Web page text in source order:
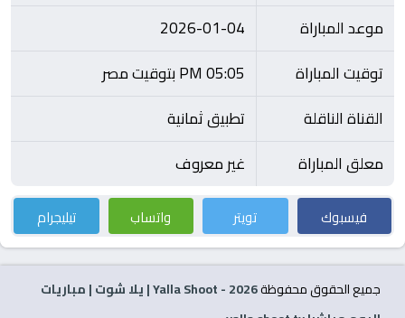
موعد المباراة
2026-01-04
توقيت المباراة
05:05 PM بتوقيت مصر
القناة الناقلة
تطبيق ثمانية
معلق المباراة
غير معروف
فيسبوك تويتر واتساب تيليجرام
جميع الحقوق محفوظة2026
- Yalla Shoot | يلا شوت | مباريات